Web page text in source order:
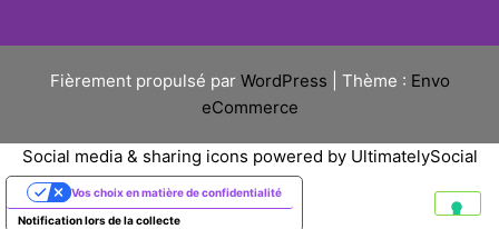
Fièrement propulsé par WordPress Thème : Envo
eCommerce
Social media & sharing icons powered by UltimatelySocial
Notification lors de la collecte
Vos choix en matière de confidentialité